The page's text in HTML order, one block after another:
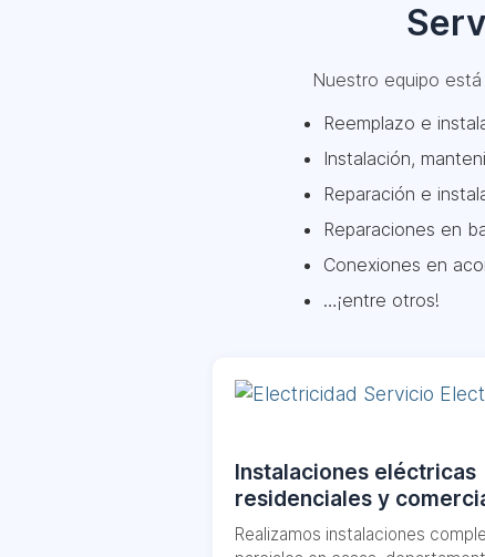
Nuestro equipo
Reemplazo e
Instalación,
Reparación e
Reparaciones en
Conexiones en
…¡entre otros!
Instalaciones eléctricas
residenciales y
Realizamos instalaciones